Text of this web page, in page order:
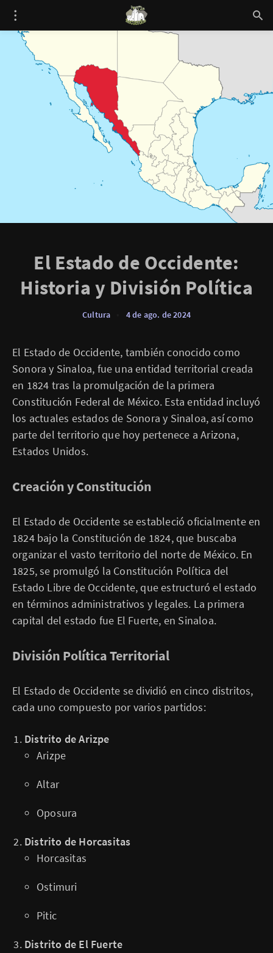
El Estado de Occidente:
Historia y División Política
Cultura 4 de ago. de 2024
El Estado de Occidente, también conocido como
Sonora y Sinaloa, fue una entidad territorial creada
en 1824 tras la promulgación de la primera
Constitución Federal de México. Esta entidad incluyó
los actuales estados de Sonora y Sinaloa, así como
parte del territorio que hoy pertenece a Arizona,
Estados Unidos.
Creación y Constitución
El Estado de Occidente se estableció oficialmente en
1824 bajo la Constitución de 1824, que buscaba
organizar el vasto territorio del norte de México. En
1825, se promulgó la Constitución Política del
Estado Libre de Occidente, que estructuró el estado
en términos administrativos y legales. La primera
capital del estado fue El Fuerte, en Sinaloa.
División Política Territorial
El Estado de Occidente se dividió en cinco distritos,
cada uno compuesto por varios partidos:
Distrito de Arizpe
Arizpe
Altar
Oposura
Distrito de Horcasitas
Horcasitas
Ostimuri
Pitic
Distrito de El Fuerte